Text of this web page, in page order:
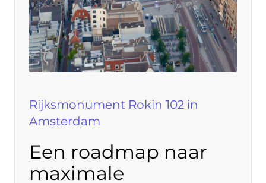
Rijksmonument Rokin 102 in
Amsterdam
Een roadmap naar
maximale